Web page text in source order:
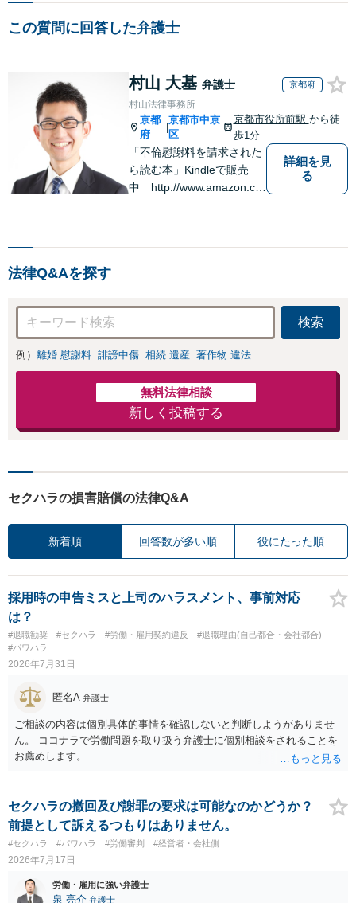
この質問に回答した弁護士
村山 大基 弁護士 京都府
村山法律事務所
京都
府
|
京都市中京
区
京都市役所前駅 から徒
歩1分
「不倫慰謝料を請求された
ら読む本」Kindleで販売
中 http://www.amazon.co.
詳細を見
る
法律Q&Aを探す
検索
例） 離婚 慰謝料 誹謗中傷 相続 遺産 著作物 違法
無料法律相談
新しく投稿する
セクハラの損害賠償の法律Q&A
新着順 回答数が多い順 役にたった順
採用時の申告ミスと上司のハラスメント、事前対応
は？
#退職勧奨 #セクハラ #労働・雇用契約違反
#退職理由(自己都合・会社都合)
#パワハラ
2026年7月31日
匿名A 弁護士
ご相談の内容は個別具体的事情を確認しないと判断しようがありませ
ん。 ココナラで労働問題を取り扱う弁護士に個別相談をされることを
お薦めします。
セクハラの撤回及び謝罪の要求は可能なのかどうか？
前提として訴えるつもりはありません。
#セクハラ #パワハラ #労働審判 #経営者・会社側
2026年7月17日
労働・雇用に強い弁護士
泉 亮介 弁護士